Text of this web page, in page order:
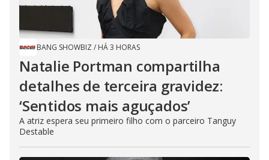
BANG SHOWBIZ / HÁ 3 HORAS
Natalie Portman compartilha
detalhes de terceira gravidez:
‘Sentidos mais aguçados’
A atriz espera seu primeiro filho com o parceiro Tanguy
Destable